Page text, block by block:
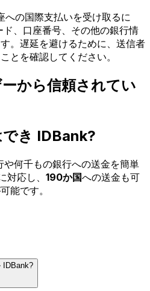
の国際支払いを受け取るに
、口座番号、その他の銀行情
。遅延を避けるために、送信者
とを確認してください。
から信頼されてい
き IDBank?
何千もの銀行への送金を簡単
対応し、 190か国への送金も可
能です。
IDBank?